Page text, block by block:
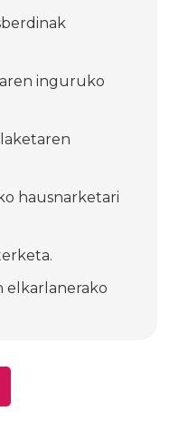
inguruko
hausnarketari
elkarlanerako